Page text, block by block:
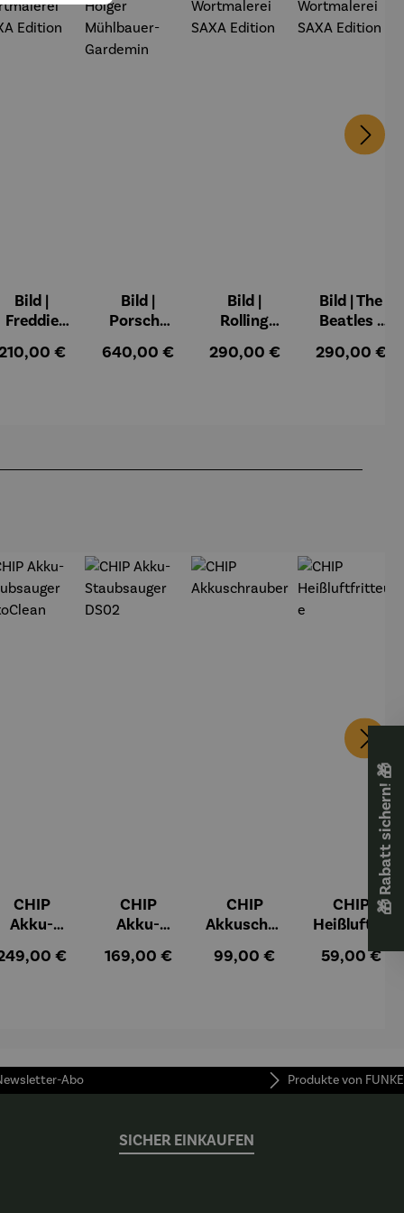
Bild |
Freddie
Preis:
€
Bild |
Porsche
– Holger
Regulärer Preis:
640,00 €
Bild |
Rolling
Wortmale
Regulärer Preis:
290,00 €
Bild | The
Beatles -
rei SAXA
Regulärer
290,00 €
CHIP
Akku-
ger
Preis:
€
CHIP
Akku-
ger DS02
Regulärer Preis:
169,00 €
CHIP
Akkuschra
Regulärer Preis:
99,00 €
CHIP
Heißluftfri
Regulärer
59,00 €
Abo Produkte von FUNKE
SICHER EINKAUFEN
🎁 Rabatt sichern! 🎁